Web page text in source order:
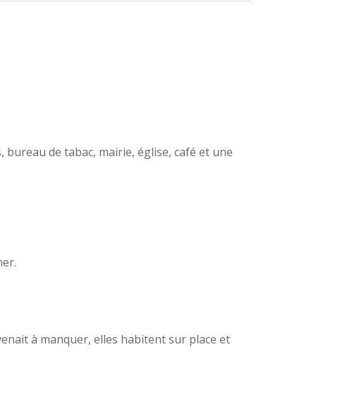
de tabac, mairie, église, café et une
à manquer, elles habitent sur place et